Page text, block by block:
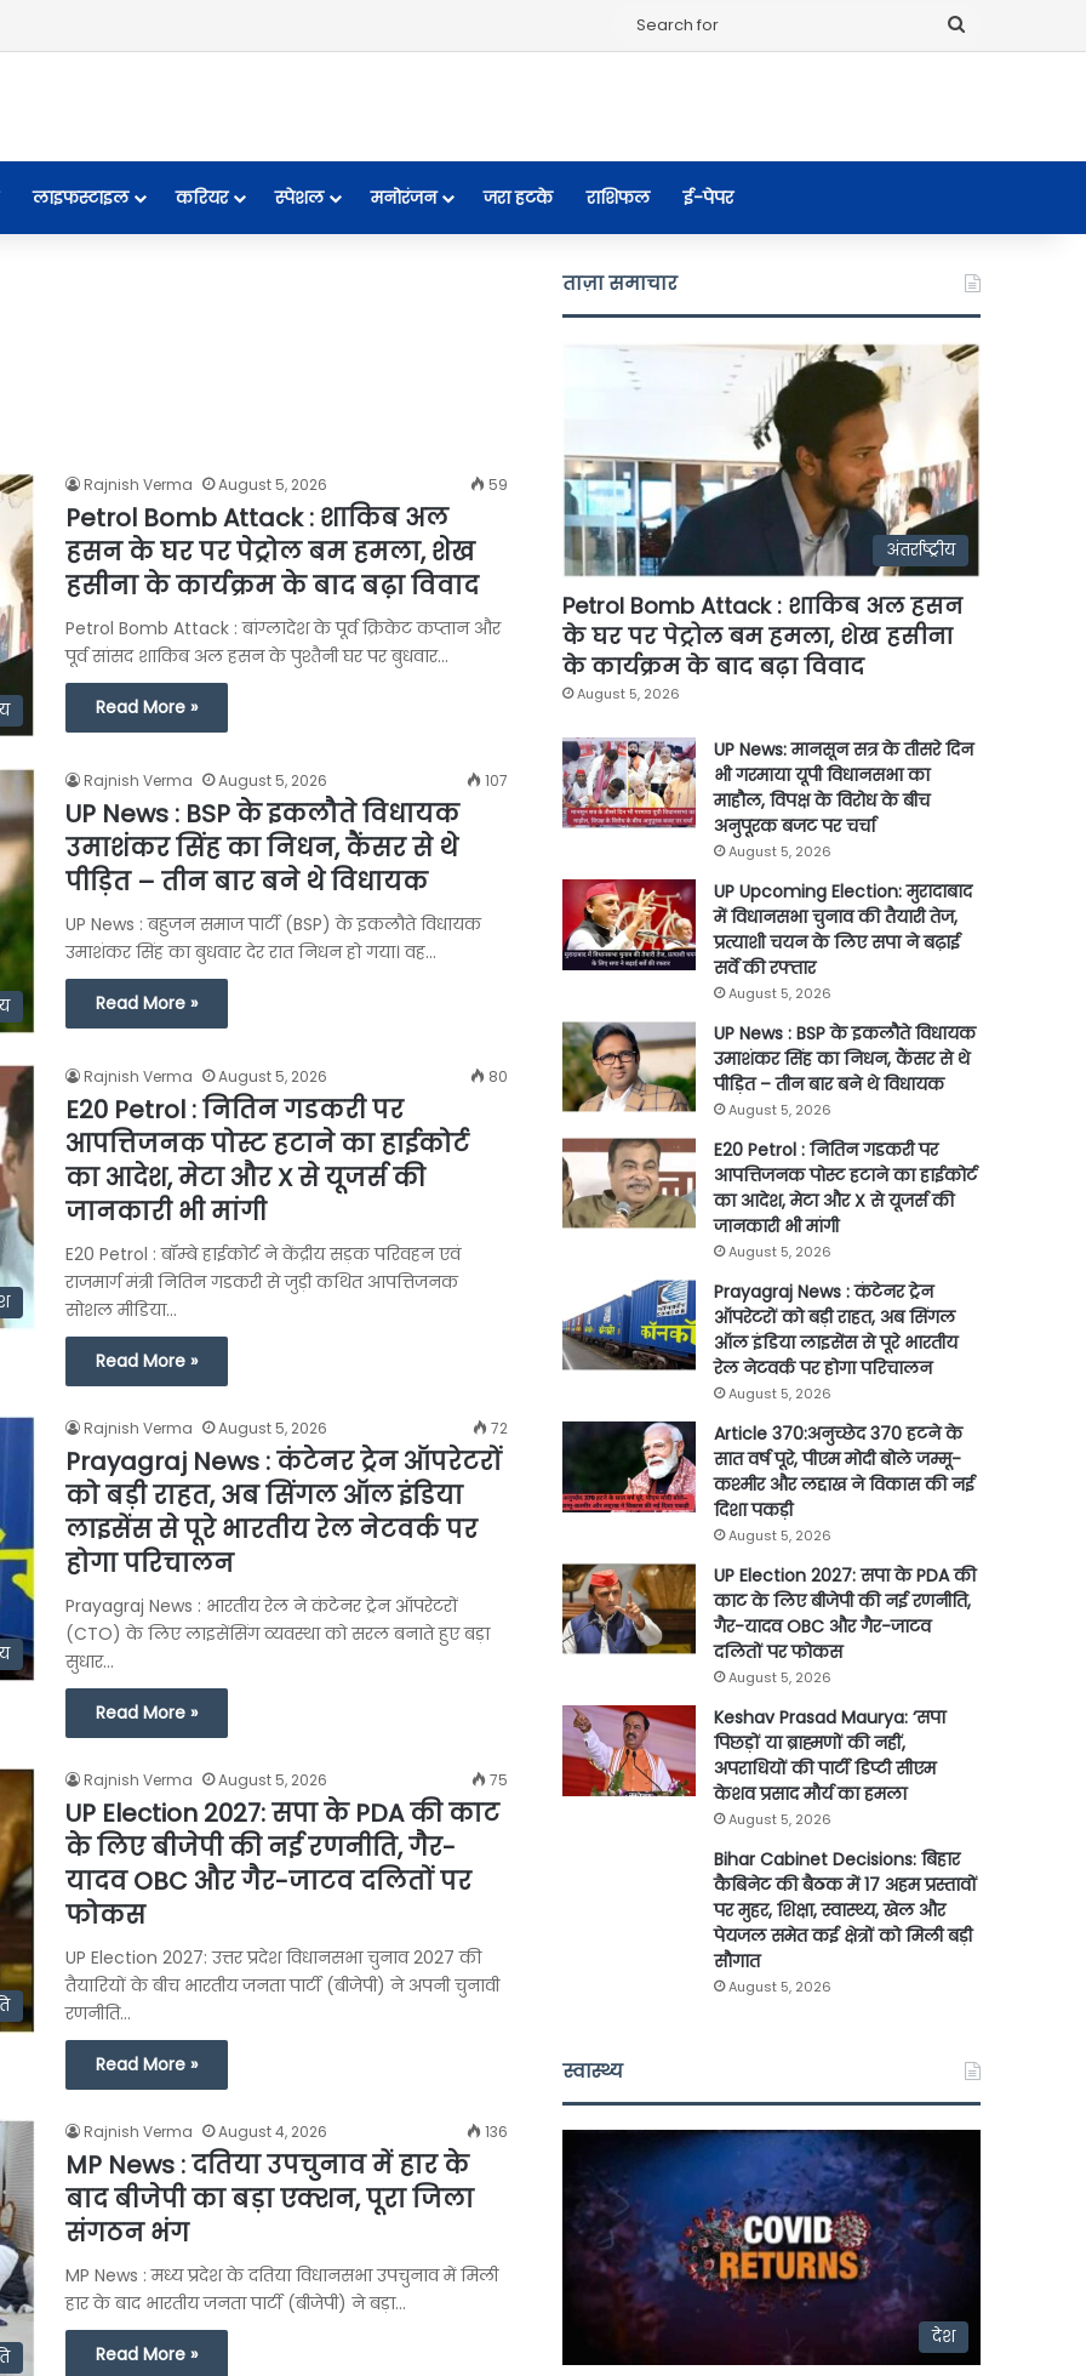
लाइफस्टाइल करियर स्पेशल मनोरंजन जरा हटके राशिफल ई-पेपर
Rajnish Verma August 5, 2026 59
Petrol Bomb Attack : शाकिब अल
हसन के घर पर पेट्रोल बम हमला, शेख
हसीना के कार्यक्रम के बाद बढ़ा विवाद
Petrol Bomb Attack : बांग्लादेश के पूर्व क्रिकेट कप्तान और
पूर्व सांसद शाकिब अल हसन के पुश्तैनी घर पर बुधवार…
Read More »
Rajnish Verma August 5, 2026 107
UP News : BSP के इकलौते विधायक
उमाशंकर सिंह का निधन, कैंसर से थे
पीड़ित – तीन बार बने थे विधायक
UP News : बहुजन समाज पार्टी (BSP) के इकलौते विधायक
उमाशंकर सिंह का बुधवार देर रात निधन हो गया। वह…
Read More »
Rajnish Verma August 5, 2026 80
E20 Petrol : नितिन गडकरी पर
आपत्तिजनक पोस्ट हटाने का हाईकोर्ट
का आदेश, मेटा और X से यूजर्स की
जानकारी भी मांगी
E20 Petrol : बॉम्बे हाईकोर्ट ने केंद्रीय सड़क परिवहन एवं
राजमार्ग मंत्री नितिन गडकरी से जुड़ी कथित आपत्तिजनक
सोशल मीडिया…
Read More »
Rajnish Verma August 5, 2026 72
Prayagraj News : कंटेनर ट्रेन ऑपरेटरों
को बड़ी राहत, अब सिंगल ऑल इंडिया
लाइसेंस से पूरे भारतीय रेल नेटवर्क पर
होगा परिचालन
Prayagraj News : भारतीय रेल ने कंटेनर ट्रेन ऑपरेटरों
(CTO) के लिए लाइसेंसिंग व्यवस्था को सरल बनाते हुए बड़ा
सुधार…
Read More »
Rajnish Verma August 5, 2026 75
UP Election 2027: सपा के PDA की काट
के लिए बीजेपी की नई रणनीति, गैर-
यादव OBC और गैर-जाटव दलितों पर
फोकस
UP Election 2027: उत्तर प्रदेश विधानसभा चुनाव 2027 की
तैयारियों के बीच भारतीय जनता पार्टी (बीजेपी) ने अपनी चुनावी
रणनीति…
Read More »
Rajnish Verma August 4, 2026 136
MP News : दतिया उपचुनाव में हार के
बाद बीजेपी का बड़ा एक्शन, पूरा जिला
संगठन भंग
MP News : मध्य प्रदेश के दतिया विधानसभा उपचुनाव में मिली
हार के बाद भारतीय जनता पार्टी (बीजेपी) ने बड़ा…
Read More »
ताज़ा समाचार
अंतर्राष्ट्रीय
Petrol Bomb Attack : शाकिब अल हसन
के घर पर पेट्रोल बम हमला, शेख हसीना
के कार्यक्रम के बाद बढ़ा विवाद
August 5, 2026
UP News: मानसून सत्र के तीसरे दिन
भी गरमाया यूपी विधानसभा का
माहौल, विपक्ष के विरोध के बीच
अनुपूरक बजट पर चर्चा
August 5, 2026
UP Upcoming Election: मुरादाबाद
में विधानसभा चुनाव की तैयारी तेज,
प्रत्याशी चयन के लिए सपा ने बढ़ाई
सर्वे की रफ्तार
August 5, 2026
UP News : BSP के इकलौते विधायक
उमाशंकर सिंह का निधन, कैंसर से थे
पीड़ित – तीन बार बने थे विधायक
August 5, 2026
E20 Petrol : नितिन गडकरी पर
आपत्तिजनक पोस्ट हटाने का हाईकोर्ट
का आदेश, मेटा और X से यूजर्स की
जानकारी भी मांगी
August 5, 2026
Prayagraj News : कंटेनर ट्रेन
ऑपरेटरों को बड़ी राहत, अब सिंगल
ऑल इंडिया लाइसेंस से पूरे भारतीय
रेल नेटवर्क पर होगा परिचालन
August 5, 2026
Article 370:अनुच्छेद 370 हटने के
सात वर्ष पूरे, पीएम मोदी बोले जम्मू-
कश्मीर और लद्दाख ने विकास की नई
दिशा पकड़ी
August 5, 2026
UP Election 2027: सपा के PDA की
काट के लिए बीजेपी की नई रणनीति,
गैर-यादव OBC और गैर-जाटव
दलितों पर फोकस
August 5, 2026
Keshav Prasad Maurya: ‘सपा
पिछड़ों या ब्राह्मणों की नहीं,
अपराधियों की पार्टी डिप्टी सीएम
केशव प्रसाद मौर्य का हमला
August 5, 2026
Bihar Cabinet Decisions: बिहार
कैबिनेट की बैठक में 17 अहम प्रस्तावों
पर मुहर, शिक्षा, स्वास्थ्य, खेल और
पेयजल समेत कई क्षेत्रों को मिली बड़ी
सौगात
August 5, 2026
स्वास्थ्य
देश